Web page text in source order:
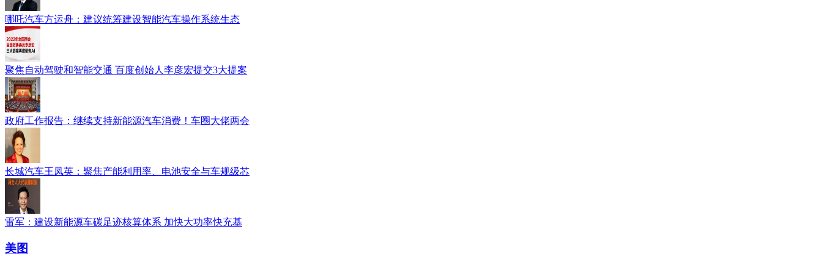
哪吒汽车方运舟：建议统筹建设智能汽车操作系统生态
聚焦自动驾驶和智能交通 百度创始人李彦宏提交3大提案
政府工作报告：继续支持新能源汽车消费！车圈大佬两会
长城汽车王凤英：聚焦产能利用率、电池安全与车规级芯
雷军：建设新能源车碳足迹核算体系 加快大功率快充基
美图